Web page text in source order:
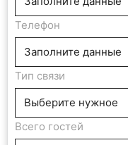
Телефон
Тип связи
Всего гостей